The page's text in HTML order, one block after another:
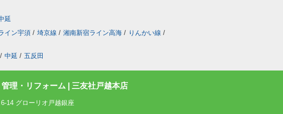
延
イン宇須 / 埼京線 / 湘南新宿ライン高海 / りんかい線 /
/ 中延 / 五反田
理・リフォーム | 三友社戸越本店
14 グローリオ戸越銀座